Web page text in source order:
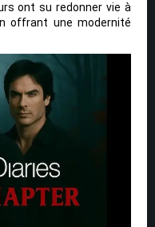
ont su redonner vie à
offrant une modernité